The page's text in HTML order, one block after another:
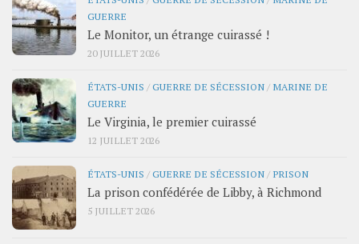
GUERRE
Le Monitor, un étrange cuirassé !
20 JUILLET 2026
ÉTATS-UNIS /GUERRE DE SÉCESSION / MARINE DE
GUERRE
Le Virginia, le premier cuirassé
12 JUILLET 2026
ÉTATS-UNIS /GUERRE DE SÉCESSION / PRISON
La prison confédérée de Libby, à Richmond
5 JUILLET 2026